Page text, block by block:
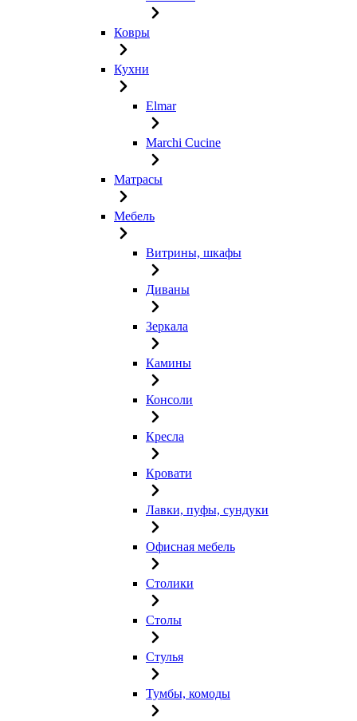
Ковры
Кухни
Elmar
Marchi Cucine
Матрасы
Мебель
Витрины, шкафы
Диваны
Зеркала
Камины
Консоли
Кресла
Кровати
Лавки, пуфы, сундуки
Офисная мебель
Столики
Столы
Стулья
Тумбы, комоды